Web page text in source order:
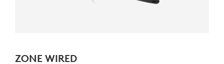
ZONE WIRED